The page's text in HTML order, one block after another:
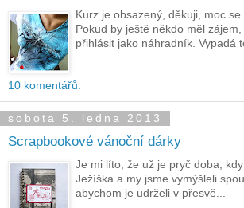
Kurz je obsazený, děkuji, moc
Pokud by ještě někdo měl
přihlásit jako náhradník. Vypadá
10 komentářů:
sobota 5. ledna 2013
Scrapbookové vánoční dárky
Je mi líto, že už je pryč doba,
Ježíška a my jsme vymýšleli
abychom je udrželi v přesvě...